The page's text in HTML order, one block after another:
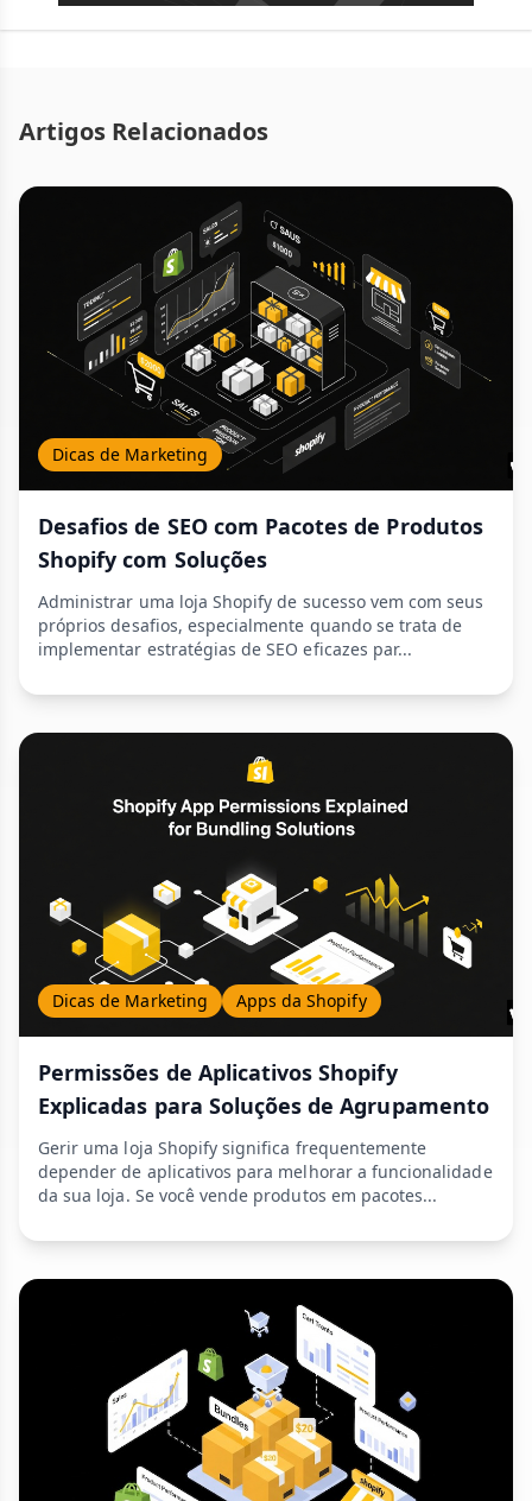
Artigos Relacionados
Dicas de Marketing
Desafios de SEO com Pacotes de Produtos
Shopify com Soluções
Administrar uma loja Shopify de sucesso vem com seus
próprios desafios, especialmente quando se trata de
implementar estratégias de SEO eficazes par...
Dicas de Marketing Apps da Shopify
Permissões de Aplicativos Shopify
Explicadas para Soluções de Agrupamento
Gerir uma loja Shopify significa frequentemente
depender de aplicativos para melhorar a funcionalidade
da sua loja. Se você vende produtos em pacotes...